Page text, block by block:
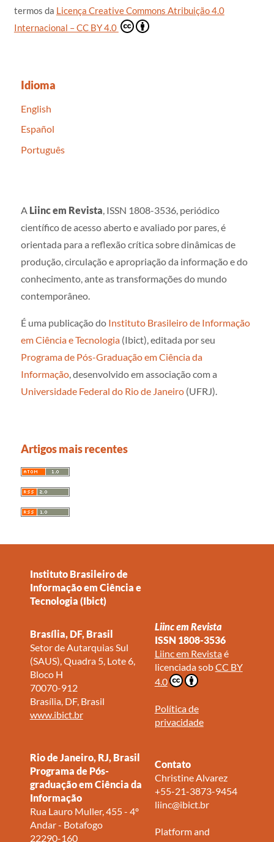
termos da Licença Creative Commons Atribuição 4.0
Internacional – CC BY 4.0
Idioma
English
Español
Português
A Liinc em Revista, ISSN 1808-3536, periódico
científico de acesso aberto e avaliado por pares, é
orientada para a reflexão crítica sobre dinâmicas de
produção, circulação e apropriação da informação e do
conhecimento, ante as transformações do mundo
contemporâneo.
É uma publicação do Instituto Brasileiro de Informação
em Ciência e Tecnologia (Ibict), editada por seu
Programa de Pós-Graduação em Ciência da
Informação, desenvolvido em associação com a
Universidade Federal do Rio de Janeiro (UFRJ).
Artigos mais recentes
Instituto Brasileiro de
Informação em Ciência e
Tecnologia (Ibict)
Brasília, DF, Brasil
Setor de Autarquias Sul
(SAUS), Quadra 5, Lote 6,
Bloco H
70070-912
Brasília, DF, Brasil
www.ibict.br
Liinc em Revista
ISSN 1808-3536
Liinc em Revistaé
licenciada sobCC BY
4.0
Política de
privacidade
Rio de Janeiro, RJ, Brasil
Programa de Pós-
graduação em Ciência da
Informação
Rua Lauro Muller, 455 - 4º
Andar - Botafogo
22290-160
Contato
Christine Alvarez
+55-21-3873-9454
liinc@ibict.br
Platform and